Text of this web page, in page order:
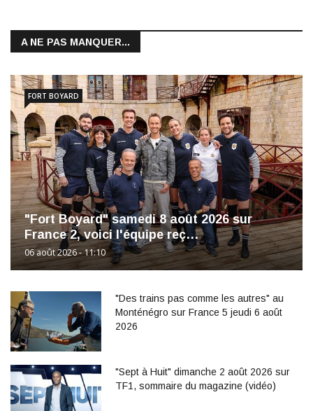
A NE PAS MANQUER...
"Fort Boyard" samedi 8 août 2026 sur
France 2, voici l'équipe reç…
06 août 2026 - 11:10
FORT BOYARD
"Des trains pas comme les autres" au
Monténégro sur France 5 jeudi 6 août
2026
"Sept à Huit" dimanche 2 août 2026 sur
TF1, sommaire du magazine (vidéo)